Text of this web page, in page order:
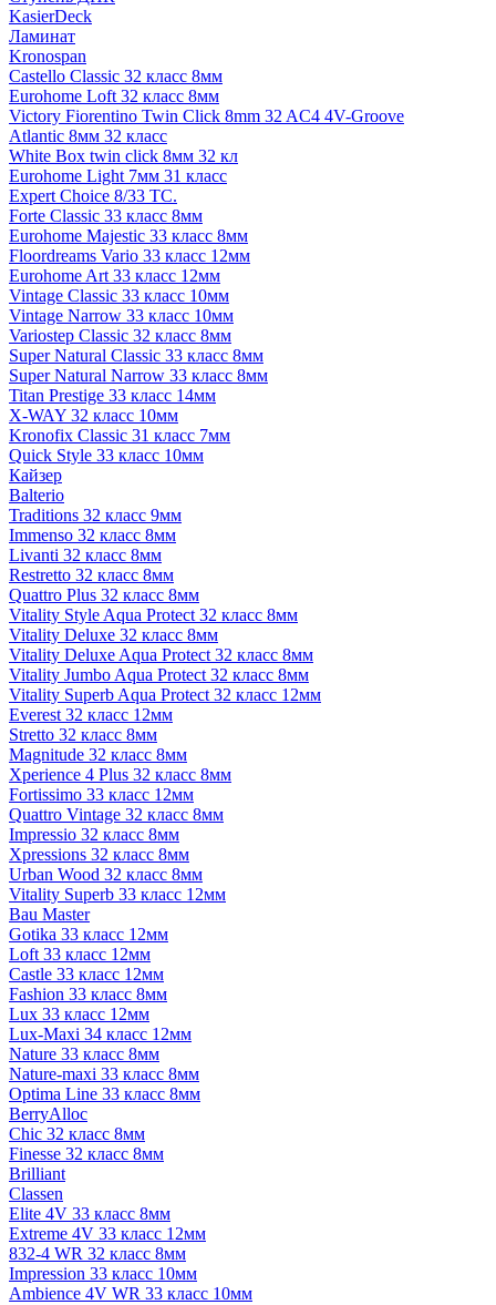
KasierDeck
Ламинат
Kronospan
Castello Classic 32 класс 8мм
Eurohome Loft 32 класс 8мм
Victory Fiorentino Twin Click 8mm 32 AC4 4V-Groove
Atlantic 8мм 32 класс
White Box twin click 8мм 32 кл
Eurohome Light 7мм 31 класс
Expert Choice 8/33 TC.
Forte Classic 33 класс 8мм
Eurohome Majestic 33 класс 8мм
Floordreams Vario 33 класс 12мм
Eurohome Art 33 класс 12мм
Vintage Classic 33 класс 10мм
Vintage Narrow 33 класс 10мм
Variostep Classic 32 класс 8мм
Super Natural Classic 33 класс 8мм
Super Natural Narrow 33 класс 8мм
Titan Prestige 33 класс 14мм
X-WAY 32 класс 10мм
Kronofix Classic 31 класс 7мм
Quick Style 33 класс 10мм
Кайзер
Balterio
Traditions 32 класс 9мм
Immenso 32 класс 8мм
Livanti 32 класс 8мм
Restretto 32 класс 8мм
Quattro Plus 32 класс 8мм
Vitality Style Aqua Protect 32 класс 8мм
Vitality Deluxe 32 класс 8мм
Vitality Deluxe Aqua Protect 32 класс 8мм
Vitality Jumbo Aqua Protect 32 класс 8мм
Vitality Superb Aqua Protect 32 класс 12мм
Everest 32 класс 12мм
Stretto 32 класс 8мм
Magnitude 32 класс 8мм
Xperience 4 Plus 32 класс 8мм
Fortissimo 33 класс 12мм
Quattro Vintage 32 класс 8мм
Impressio 32 класс 8мм
Xpressions 32 класс 8мм
Urban Wood 32 класс 8мм
Vitality Superb 33 класс 12мм
Bau Master
Gotika 33 класс 12мм
Loft 33 класс 12мм
Castle 33 класс 12мм
Fashion 33 класс 8мм
Lux 33 класс 12мм
Lux-Maxi 34 класс 12мм
Nature 33 класс 8мм
Nature-maxi 33 класс 8мм
Optima Line 33 класс 8мм
BerryAlloc
Chic 32 класс 8мм
Finesse 32 класс 8мм
Brilliant
Classen
Elite 4V 33 класс 8мм
Extreme 4V 33 класс 12мм
832-4 WR 32 класс 8мм
Impression 33 класс 10мм
Ambience 4V WR 33 класс 10мм